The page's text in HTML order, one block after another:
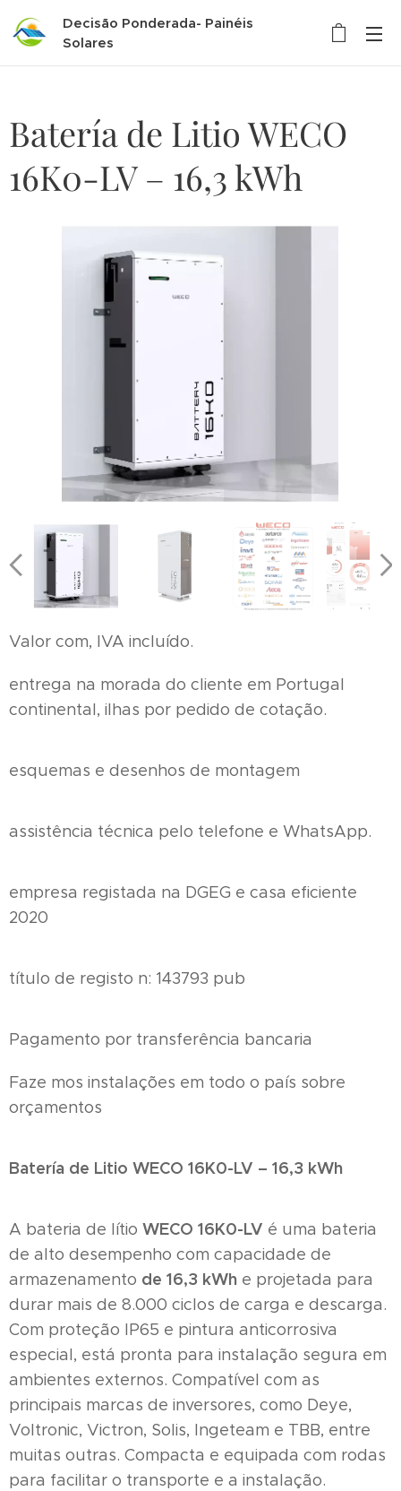
Decisão Ponderada- Painéis
Solares
Batería de Litio WECO
16K0-LV – 16,3 kWh
Valor com, IVA incluído.
entrega na morada do cliente em Portugal
continental, ilhas por pedido de cotação.
esquemas e desenhos de montagem
assistência técnica pelo telefone e WhatsApp.
empresa registada na DGEG e casa eficiente
2020
título de registo n: 143793 pub
Pagamento por transferência bancaria
Faze mos instalações em todo o país sobre
orçamentos
Batería de Litio WECO 16K0-LV – 16,3 kWh
A bateria de lítio WECO 16K0-LV é uma bateria
de alto desempenho com capacidade de
armazenamento de 16,3 kWh e projetada para
durar mais de 8.000 ciclos de carga e descarga.
Com proteção IP65 e pintura anticorrosiva
especial, está pronta para instalação segura em
ambientes externos. Compatível com as
principais marcas de inversores, como Deye,
Voltronic, Victron, Solis, Ingeteam e TBB, entre
muitas outras. Compacta e equipada com rodas
para facilitar o transporte e a instalação.